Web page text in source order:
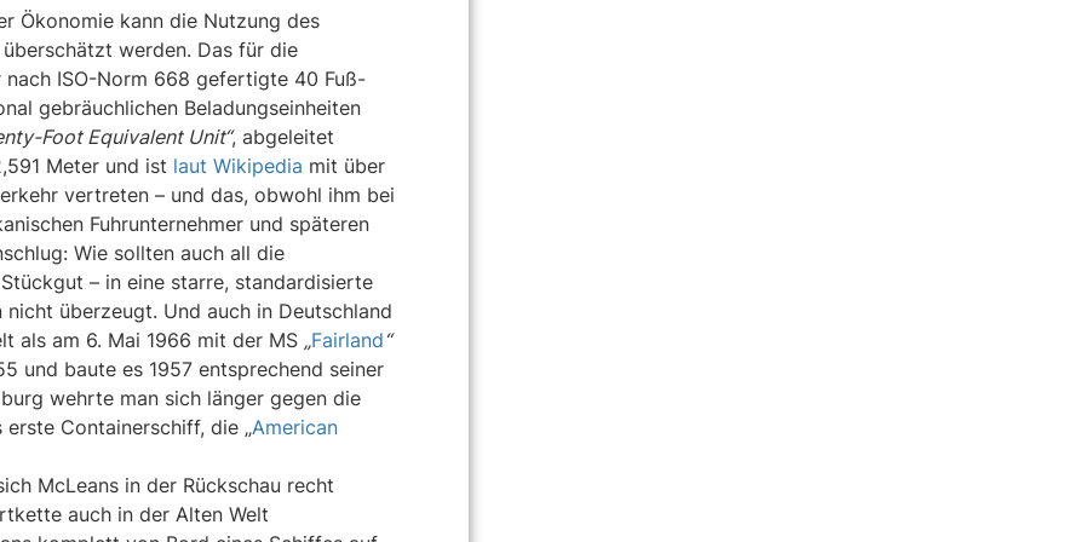
Ökonomie kann die Nutzung des
werden. Das für die
ISO-Norm 668 gefertigte 40 Fuß-
gebräuchlichen Beladungseinheiten
Foot Equivalent Unit“, abgeleitet
Meter und ist laut Wikipedia mit über
vertreten – und das, obwohl ihm bei
Fuhrunternehmer und späteren
Wie sollten auch all die
– in eine starre, standardisierte
überzeugt. Und auch in Deutschland
als am 6. Mai 1966 mit der MS „Fairland “
und baute es 1957 entsprechend seiner
wehrte man sich länger gegen die
Containerschiff, die „American
McLeans in der Rückschau recht
auch in der Alten Welt